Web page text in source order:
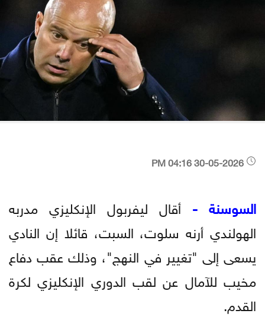
السوسنة - أقال ليفربول الإنكليزي مدربه
الهولندي أرنه سلوت، السبت، قائلا إن النادي
يسعى إلى "تغيير في النهج"، وذلك عقب دفاع
مخيب للآمال عن لقب الدوري الإنكليزي لكرة
القدم.